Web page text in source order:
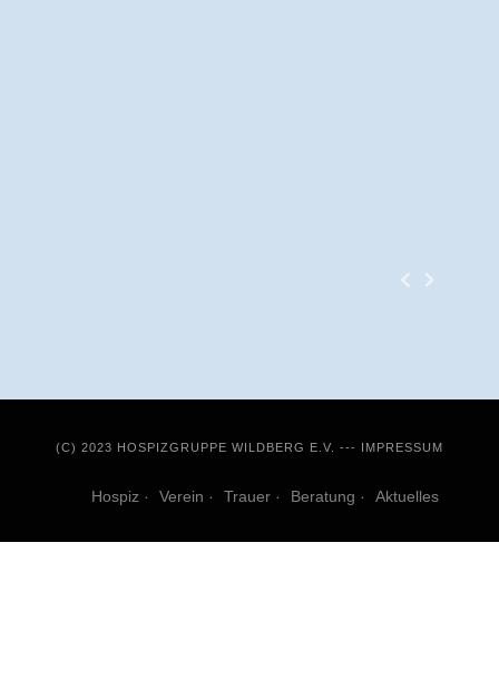
Hospiz Verein Trauer Beratung Aktuelles
(C) 2023 HOSPIZGRUPPE WILDBERG E.V. --- IMPRESSUM